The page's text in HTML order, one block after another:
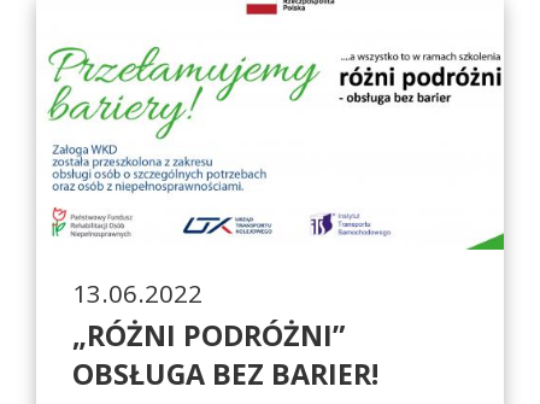
13.06.2022
„RÓŻNI PODRÓŻNI”
OBSŁUGA BEZ BARIER!